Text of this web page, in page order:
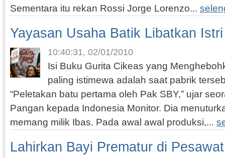
Sementara itu rekan Rossi Jorge Lorenzo...
Yayasan Usaha Batik Libatkan
10:40:31, 02/01/2010
Isi Buku Gurita Cikeas yang
paling istimewa adalah saat pabrik
“Peletakan batu pertama oleh Pak SBY,” ujar
Pangan kepada Indonesia Monitor. Dia
memang milik Ibas. Pada awal awal produksi,...
Lahirkan Bayi Prematur di Pesawat